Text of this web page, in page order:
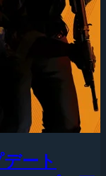
ート